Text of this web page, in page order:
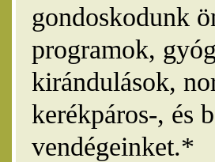
gondoskodunk
programok,
kirándulások,
kerékpáros-, és
vendégeinket.*